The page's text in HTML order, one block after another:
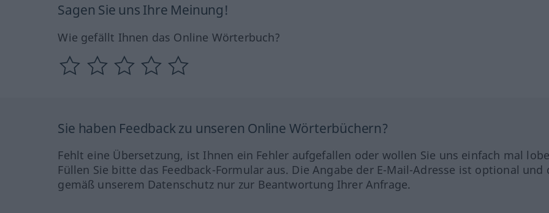
Sagen Sie uns Ihre Meinung!
Wie gefällt Ihnen das Online Wörterbuch?
Sie haben Feedback zu unseren Online Wörterbüchern?
Fehlt eine Übersetzung, ist Ihnen ein Fehler aufgefallen oder wollen Sie uns einfach mal
Füllen Sie bitte das Feedback-Formular aus. Die Angabe der E-Mail-Adresse ist optional und
gemäß unserem Datenschutz nur zur Beantwortung Ihrer Anfrage.